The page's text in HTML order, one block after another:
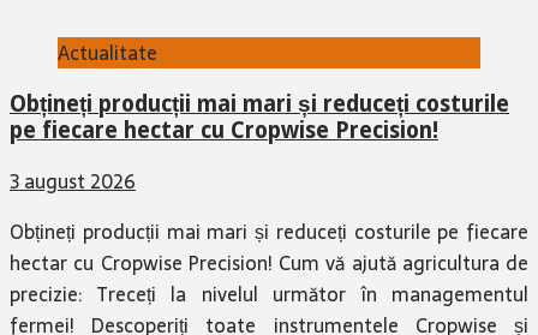
Actualitate
Obțineți producții mai mari și reduceți costurile
pe fiecare hectar cu Cropwise Precision!
3 august 2026
Obțineți producții mai mari și reduceți costurile pe fiecare
hectar cu Cropwise Precision! Cum vă ajută agricultura de
precizie: Treceți la nivelul următor în managementul
fermei! Descoperiți toate instrumentele Cropwise și